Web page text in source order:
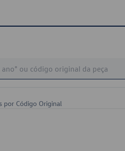
por Código Original